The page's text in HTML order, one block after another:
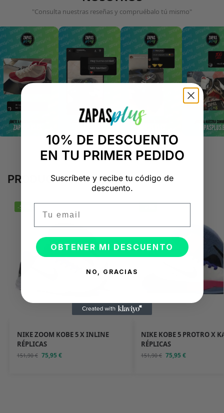
"Consulta nuestras reseñas y compruébalo tú mismo"
PRODUCTOS RELACIONADOS
-50%
NIKE ZOOM KOBE 5 X INLINE
RÉPLICAS
151,90€ 75,95€
NIKE KOBE 5 PROTRO X
RÉPLICAS
151,90€ 75,95€
10% DE DESCUENTO
EN TU PRIMER PEDIDO
Suscríbete y recibe tu código de
descuento.
OBTENER MI DESCUENTO
NO, GRACIAS